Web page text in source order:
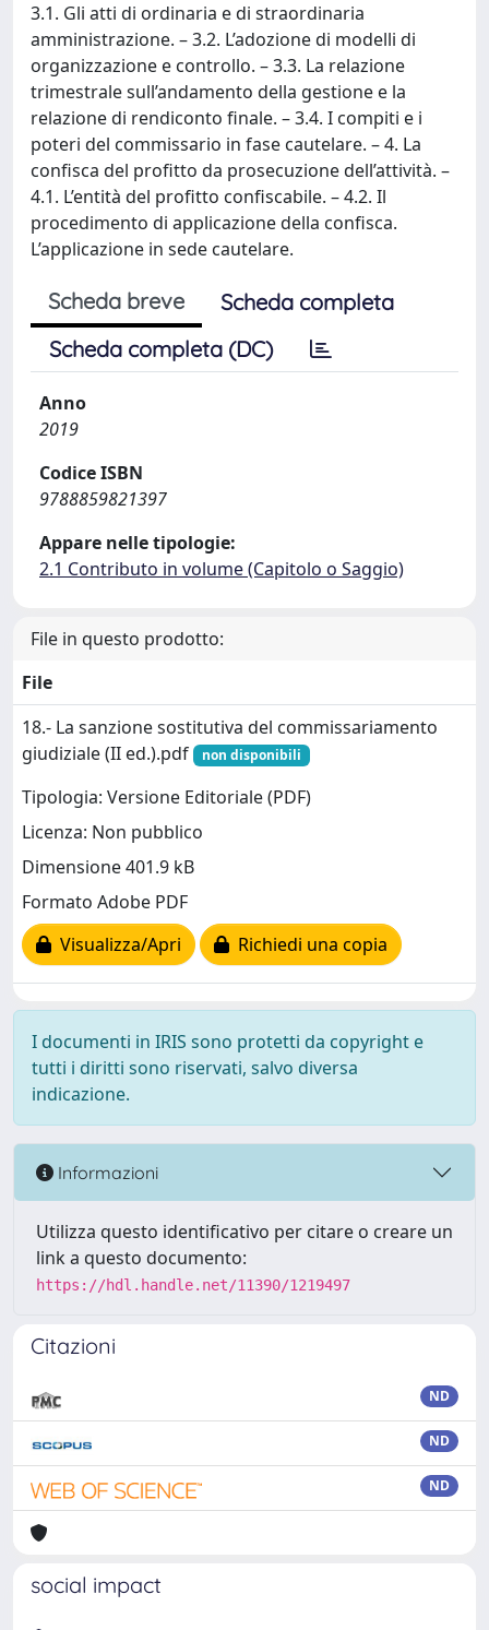
3.1. Gli atti di ordinaria e di straordinaria
amministrazione. – 3.2. L’adozione di modelli di
organizzazione e controllo. – 3.3. La relazione
trimestrale sull’andamento della gestione e la
relazione di rendiconto finale. – 3.4. I compiti e i
poteri del commissario in fase cautelare. – 4. La
confisca del profitto da prosecuzione dell’attività. –
4.1. L’entità del profitto confiscabile. – 4.2. Il
procedimento di applicazione della confisca.
L’applicazione in sede cautelare.
Scheda breve
Scheda completa
Scheda completa (DC)
Anno
2019
Codice ISBN
9788859821397
Appare nelle tipologie:
2.1 Contributo in volume (Capitolo o Saggio)
File in questo prodotto:
File
18.- La sanzione sostitutiva del commissariamento
giudiziale (II ed.).pdf
non disponibili
Tipologia: Versione Editoriale (PDF)
Licenza: Non pubblico
Dimensione 401.9 kB
Formato Adobe PDF
Visualizza/Apri
Richiedi una copia
I documenti in IRIS sono protetti da copyright e
tutti i diritti sono riservati, salvo diversa
indicazione.
Informazioni
Utilizza questo identificativo per citare o creare un
link a questo documento:
https://hdl.handle.net/11390/1219497
Citazioni
ND
ND
ND
social impact